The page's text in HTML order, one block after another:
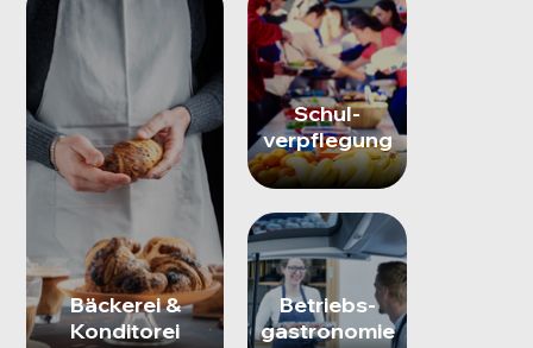
Bäckerei &
Konditorei
Schul-
verpflegung
Betriebs-
gastronomie